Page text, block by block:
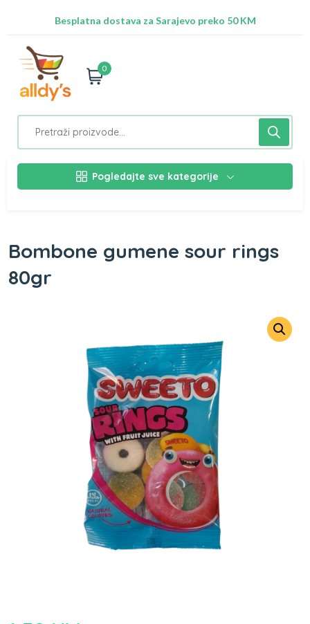
Besplatna dostava za Sarajevo preko 50 KM
0
Pogledajte sve kategorije
Bombone gumene sour rings
80gr